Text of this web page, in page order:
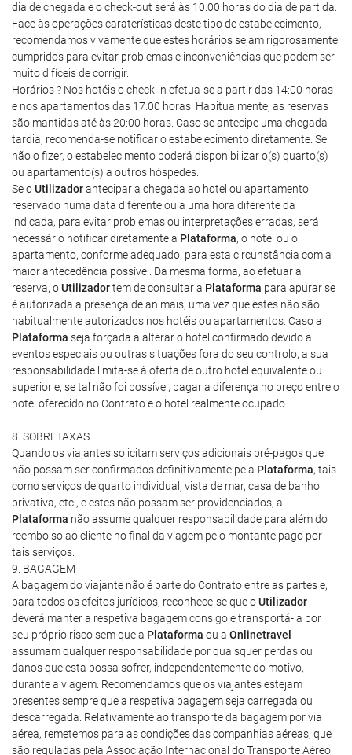
dia de chegada e o check-out será às 10:00 horas do dia de partida.
Face às operações caraterísticas deste tipo de estabelecimento,
recomendamos vivamente que estes horários sejam rigorosamente
cumpridos para evitar problemas e inconveniências que podem ser
muito difíceis de corrigir.
Horários ? Nos hotéis o check-in efetua-se a partir das 14:00 horas
e nos apartamentos das 17:00 horas. Habitualmente, as reservas
são mantidas até às 20:00 horas. Caso se antecipe uma chegada
tardia, recomenda-se notificar o estabelecimento diretamente. Se
não o fizer, o estabelecimento poderá disponibilizar o(s) quarto(s)
ou apartamento(s) a outros hóspedes.
Se oUtilizadorantecipar a chegada ao hotel ou apartamento
reservado numa data diferente ou a uma hora diferente da
indicada, para evitar problemas ou interpretações erradas, será
necessário notificar diretamente a Plataforma, o hotel ou o
apartamento, conforme adequado, para esta circunstância com a
maior antecedência possível. Da mesma forma, ao efetuar a
reserva, oUtilizadortem de consultar a Plataforma para apurar se
é autorizada a presença de animais, uma vez que estes não são
habitualmente autorizados nos hotéis ou apartamentos. Caso a
Plataforma seja forçada a alterar o hotel confirmado devido a
eventos especiais ou outras situações fora do seu controlo, a sua
responsabilidade limita-se à oferta de outro hotel equivalente ou
superior e, se tal não foi possível, pagar a diferença no preço entre o
hotel oferecido no Contrato e o hotel realmente ocupado.
8. SOBRETAXAS
Quando os viajantes solicitam serviços adicionais pré-pagos que
não possam ser confirmados definitivamente pela Plataforma, tais
como serviços de quarto individual, vista de mar, casa de banho
privativa, etc., e estes não possam ser providenciados, a
Plataforma não assume qualquer responsabilidade para além do
reembolso ao cliente no final da viagem pelo montante pago por
tais serviços.
9. BAGAGEM
A bagagem do viajante não é parte do Contrato entre as partes e,
para todos os efeitos jurídicos, reconhece-se que oUtilizador
deverá manter a respetiva bagagem consigo e transportá-la por
seu próprio risco sem que a Plataforma ou a Onlinetravel
assumam qualquer responsabilidade por quaisquer perdas ou
danos que esta possa sofrer, independentemente do motivo,
durante a viagem. Recomendamos que os viajantes estejam
presentes sempre que a respetiva bagagem seja carregada ou
descarregada. Relativamente ao transporte da bagagem por via
aérea, remetemos para as condições das companhias aéreas, que
são reguladas pela Associação Internacional do Transporte Aéreo